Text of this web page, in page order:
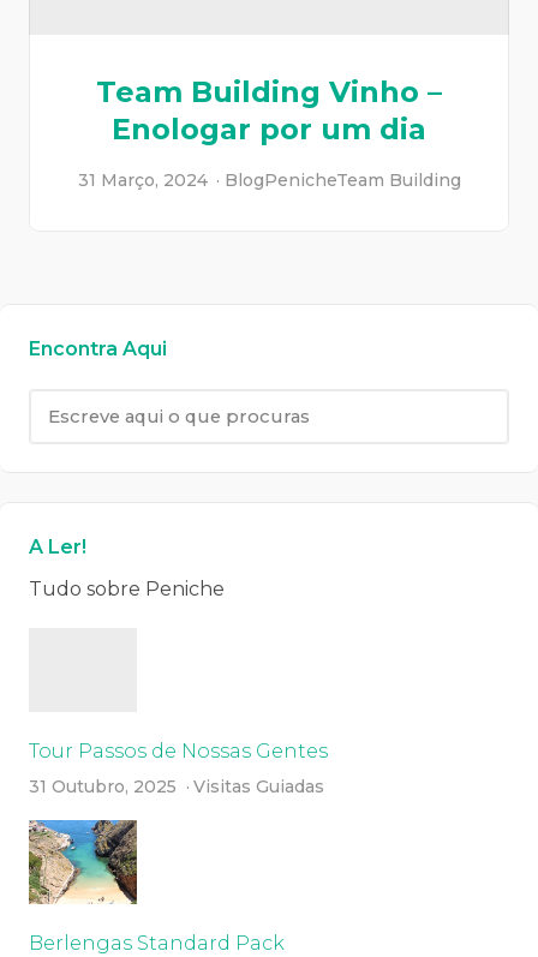
Team Building Vinho –
Enologar por um dia
31 Março, 2024 BlogPenicheTeam Building
Encontra Aqui
A Ler!
Tudo sobre Peniche
Tour Passos de Nossas Gentes
31 Outubro, 2025 Visitas Guiadas
Berlengas Standard Pack